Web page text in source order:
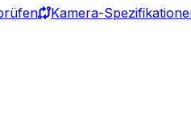
Kamera-